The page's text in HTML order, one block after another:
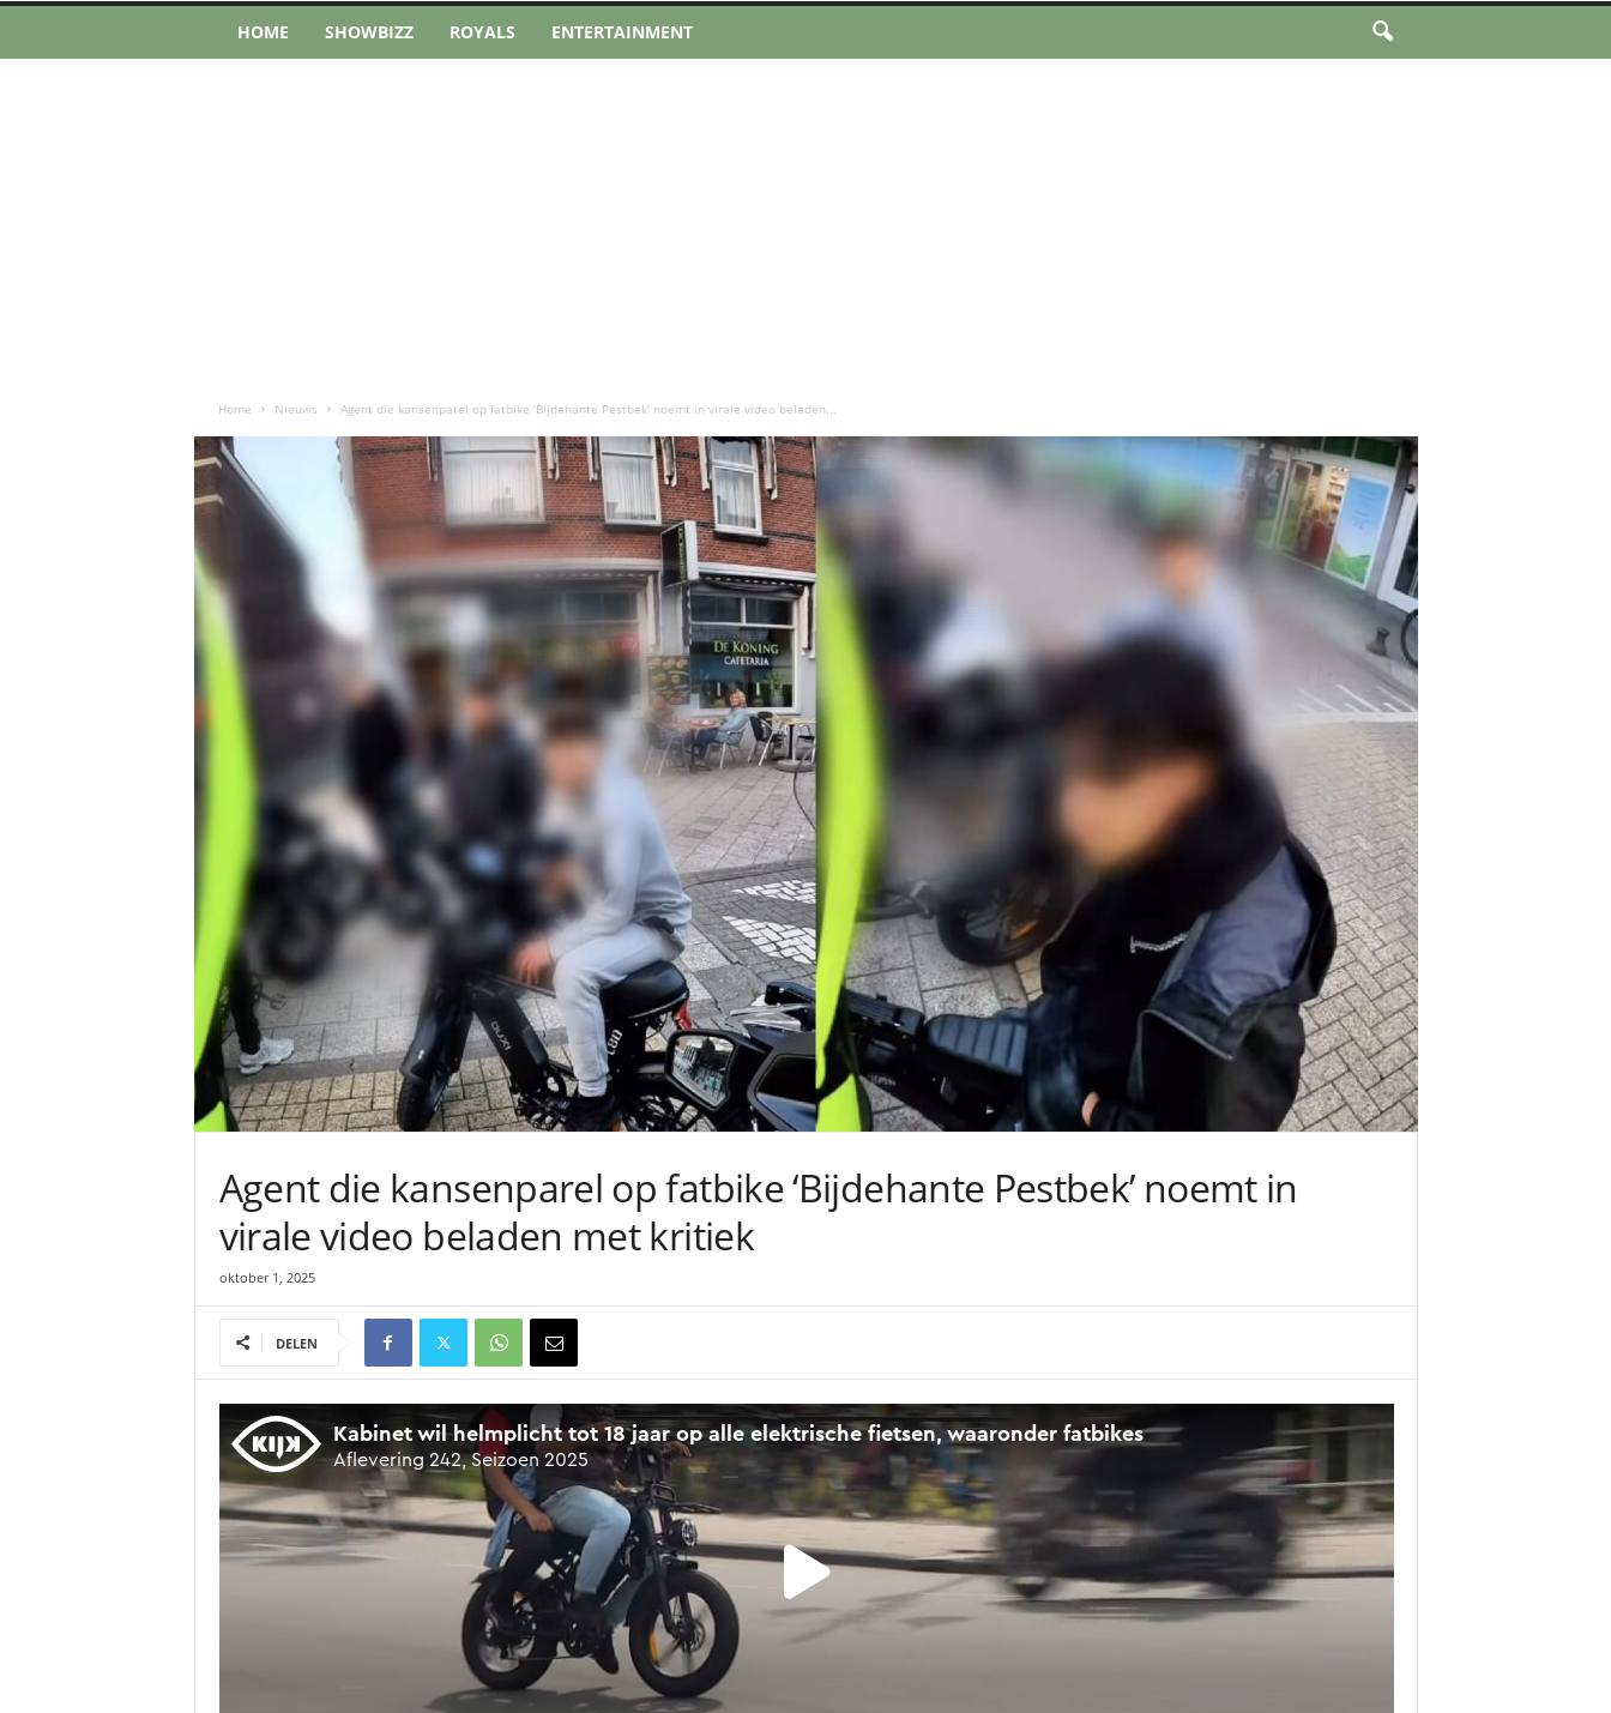
HOME SHOWBIZZ ROYALS ENTERTAINMENT
Home Nieuws Agent die kansenparel op fatbike ‘Bijdehante Pestbek’ noemt in virale video beladen...
Agent die kansenparel op fatbike ‘Bijdehante Pestbek’ noemt in
virale video beladen met kritiek
oktober 1, 2025
DELEN